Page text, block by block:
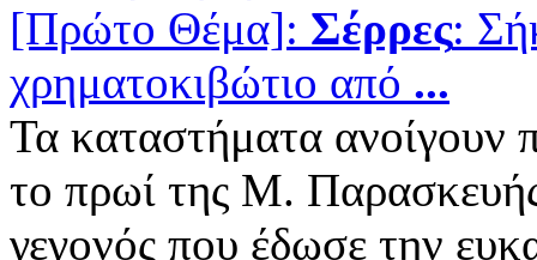
[Πρώτο Θέμα]: Σέρρες:
χρηματοκιβώτιο από ...
Τα καταστήματα ανοίγουν
το πρωί της Μ.
γεγονός που έδωσε την